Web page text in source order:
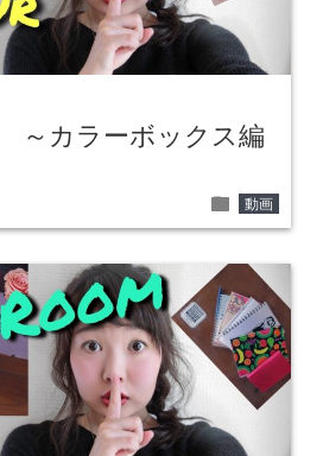
～カラーボックス編
folder 動画